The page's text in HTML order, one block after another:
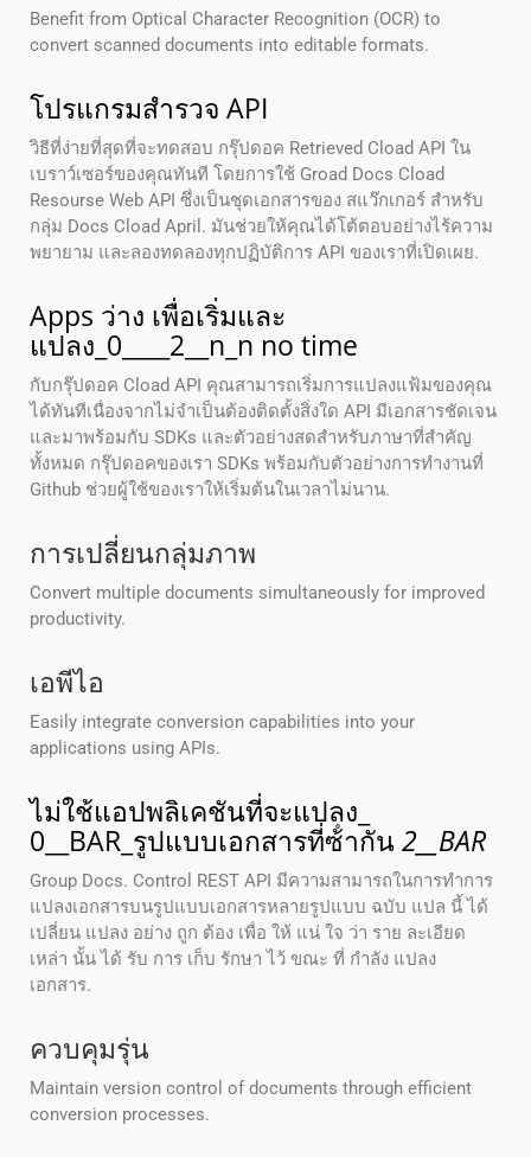
Benefit from Optical Character Recognition (OCR) to
convert scanned documents into editable formats.
โปรแกรมสํารวจ API
วิธีที่ง่ายที่สุดที่จะทดสอบ กรุ๊ปดอค Retrieved Cload API ใน
เบราว์เซอร์ของคุณทันที โดยการใช้ Groad Docs Cload
Resourse Web API ซึ่งเป็นชุดเอกสารของ สแว๊กเกอร์ สําหรับ
กลุ่ม Docs Cload April. มันช่วยให้คุณได้โต้ตอบอย่างไร้ความ
พยายาม และลองทดลองทุกปฏิบัติการ API ของเราที่เปิดเผย.
Apps ว่าง เพื่อเริ่มและ
แปลง_0____2__n_n no time
กับกรุ๊ปดอค Cload API คุณสามารถเริ่มการแปลงแฟ้มของคุณ
ได้ทันทีเนื่องจากไม่จําเป็นต้องติดตั้งสิ่งใด API มีเอกสารชัดเจน
และมาพร้อมกับ SDKs และตัวอย่างสดสําหรับภาษาที่สําคัญ
ทั้งหมด กรุ๊ปดอคของเรา SDKs พร้อมกับตัวอย่างการทํางานที่
Github ช่วยผู้ใช้ของเราให้เริ่มต้นในเวลาไม่นาน.
การเปลี่ยนกลุ่มภาพ
Convert multiple documents simultaneously for improved
productivity.
เอพีไอ
Easily integrate conversion capabilities into your
applications using APIs.
ไม่ใช้แอปพลิเคชันที่จะแปลง_
0__BAR_รูปแบบเอกสารที่ซ้ํากัน2__BAR
Group Docs. Control REST API มีความสามารถในการทําการ
แปลงเอกสารบนรูปแบบเอกสารหลายรูปแบบ ฉบับ แปล นี้ ได้
เปลี่ยน แปลง อย่าง ถูก ต้อง เพื่อ ให้ แน่ ใจ ว่า ราย ละเอียด
เหล่า นั้น ได้ รับ การ เก็บ รักษา ไว้ ขณะ ที่ กําลัง แปลง
เอกสาร.
ควบคุมรุ่น
Maintain version control of documents through efficient
conversion processes.